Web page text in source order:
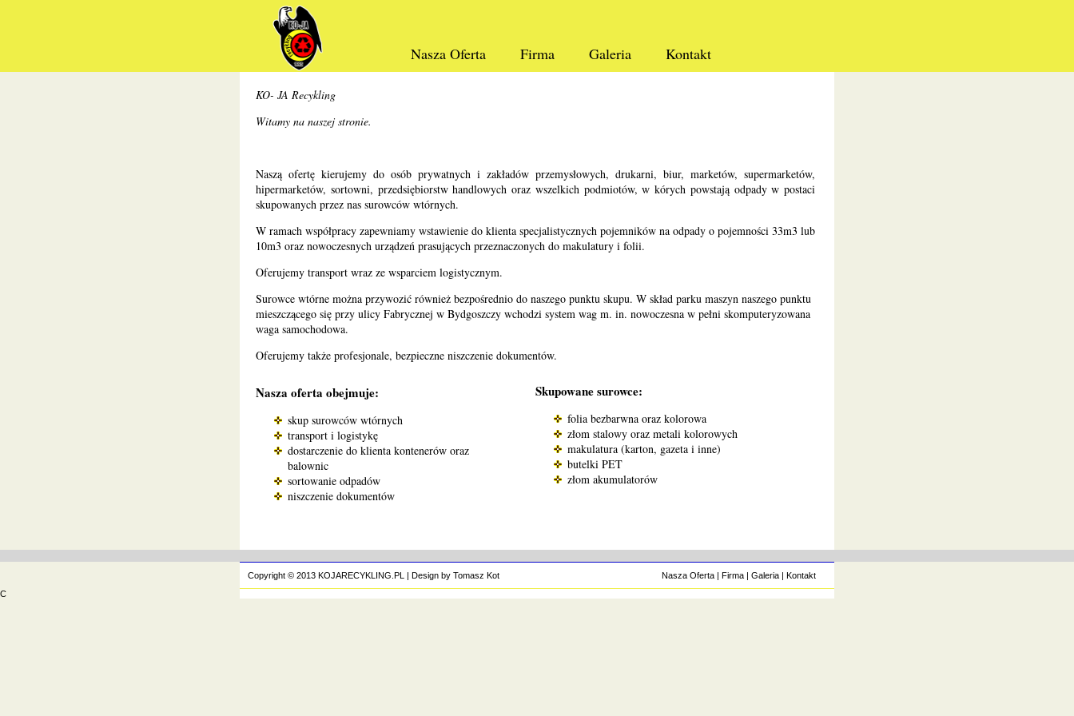
Nasza Oferta Firma Galeria Kontakt
KO- JA Recykling
Witamy na naszej stronie.
Naszą ofertę kierujemy do osób prywatnych i zakładów przemysłowych, drukarni, biur, marketów, supermarketów,
hipermarketów, sortowni, przedsiębiorstw handlowych oraz wszelkich podmiotów, w kórych powstają odpady w postaci
skupowanych przez nas surowców wtórnych.
W ramach współpracy zapewniamy wstawienie do klienta specjalistycznych pojemników na odpady o pojemności 33m3 lub
10m3 oraz nowoczesnych urządzeń prasujących przeznaczonych do makulatury i folii.
Oferujemy transport wraz ze wsparciem logistycznym.
Surowce wtórne można przywozić również bezpośrednio do naszego punktu skupu. W skład parku maszyn naszego punktu
mieszczącego się przy ulicy Fabrycznej w Bydgoszczy wchodzi system wag m. in. nowoczesna w pełni skomputeryzowana
waga samochodowa.
Oferujemy także profesjonale, bezpieczne niszczenie dokumentów.
Nasza oferta obejmuje:
skup surowców wtórnych
transport i logistykę
dostarczenie do klienta kontenerów oraz
balownic
sortowanie odpadów
niszczenie dokumentów
Skupowane surowce:
folia bezbarwna oraz kolorowa
złom stalowy oraz metali kolorowych
makulatura (karton, gazeta i inne)
butelki PET
złom akumulatorów
Copyright © 2013 KOJARECYKLING.PL | Design by Tomasz Kot Nasza Oferta | Firma | Galeria | Kontakt
C